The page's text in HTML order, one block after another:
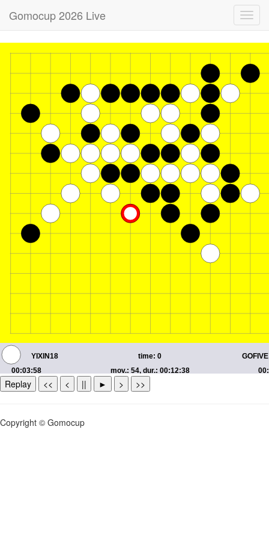
Gomocup 2026 Live
Replay << < || ► > >>
Copyright © Gomocup